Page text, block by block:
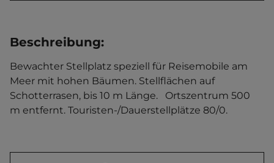
Beschreibung:
Bewachter Stellplatz speziell für Reisemobile am
Meer mit hohen Bäumen. Stellflächen auf
Schotterrasen, bis 10 m Länge.   Ortszentrum 500
m entfernt. Touristen-/Dauerstellplätze 80/0.